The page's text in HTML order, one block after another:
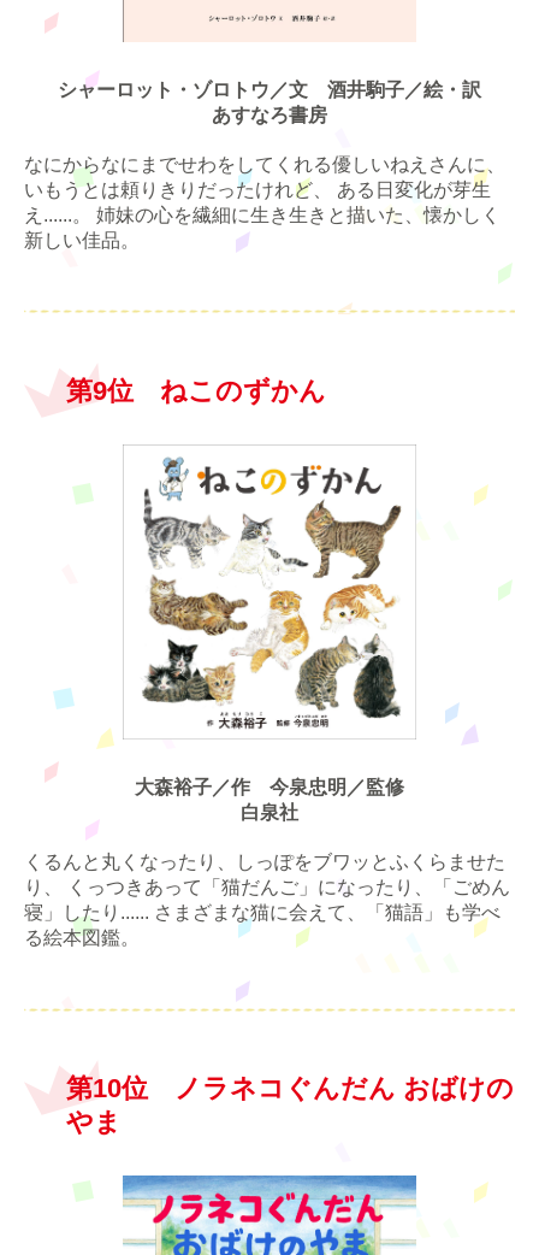
シャーロット・ゾロトウ／文 酒井駒子／絵・訳
あすなろ書房
なにからなにまでせわをしてくれる優しいねえさんに、
いもうとは頼りきりだったけれど、 ある日変化が芽生
え......。 姉妹の心を繊細に生き生きと描いた、懐かしく
新しい佳品。
第9位 ねこのずかん
大森裕子／作 今泉忠明／監修
白泉社
くるんと丸くなったり、しっぽをブワッとふくらませた
り、 くっつきあって「猫だんご」になったり、「ごめん
寝」したり...... さまざまな猫に会えて、「猫語」も学べ
る絵本図鑑。
第10位 ノラネコぐんだん おばけの
やま